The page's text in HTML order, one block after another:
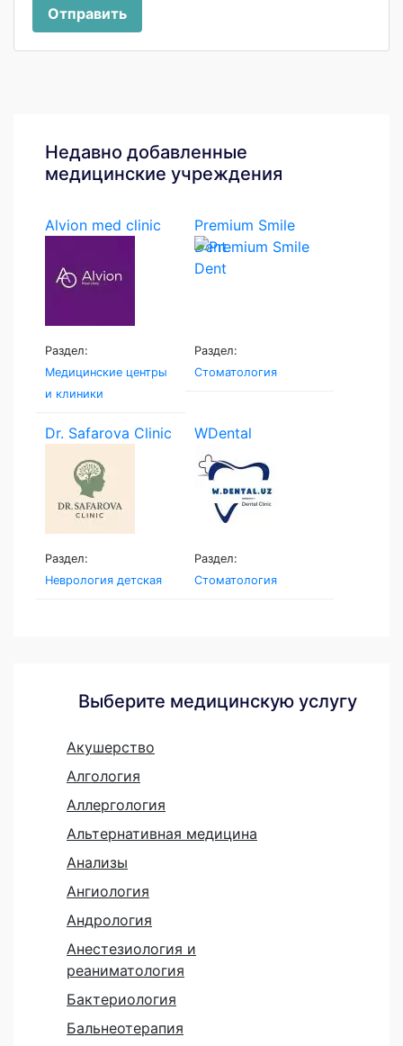
Отправить
Недавно добавленные
медицинские учреждения
Alvion med clinic
Раздел:
Медицинские центры
и клиники
Premium Smile
Dent
Раздел:
Стоматология
Dr. Safarova Clinic
Раздел:
Неврология детская
WDental
Раздел:
Стоматология
Выберите медицинскую услугу
Акушерство
Алгология
Аллергология
Альтернативная медицина
Анализы
Ангиология
Андрология
Анестезиология и
реаниматология
Бактериология
Бальнеотерапия